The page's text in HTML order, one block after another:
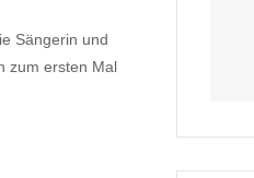
Sängerin und
zum ersten Mal